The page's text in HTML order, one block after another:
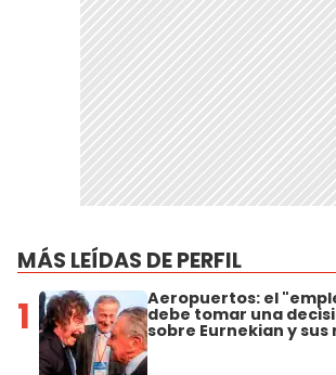
MÁS LEÍDAS DE PERFIL
1 Aeropuertos: el
debe tomar una
sobre Eurnekian y sus